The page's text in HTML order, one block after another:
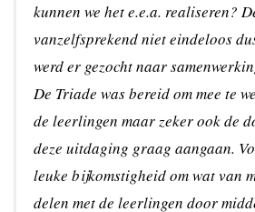
kunnen we het e.e.a. realiseren?
vanzelfsprekend niet eindeloos
werd er gezocht naar
De Triade was bereid om mee te
de leerlingen maar zeker ook de
deze uitdaging graag aangaan.
leuke bijkomstigheid om wat van
delen met de leerlingen door